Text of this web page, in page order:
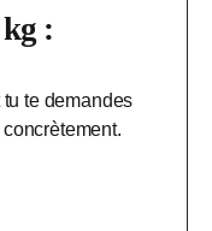
:
te demandes